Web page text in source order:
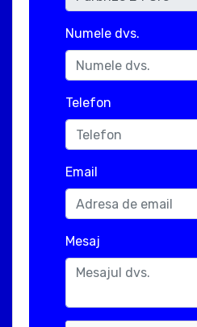
Numele dvs.
Telefon
Email
Mesaj